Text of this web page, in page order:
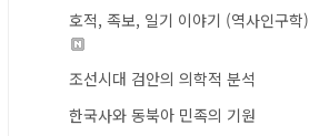
호적, 족보, 일기 이야기 (역사인구학)
조선시대 검안의 의학적 분석
한국사와 동북아 민족의 기원